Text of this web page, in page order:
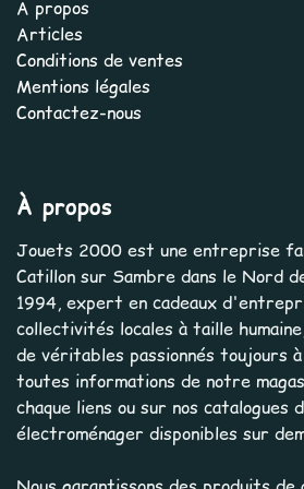
À propos
Articles
Conditions de ventes
Mentions légales
Contactez-nous
À propos
Jouets 2000 est une entreprise
Catillon sur Sambre dans le Nord
1994, expert en cadeaux
collectivités locales à taille
de véritables passionnés toujours
toutes informations de notre
chaque liens ou sur nos catalogues
électroménager disponibles sur